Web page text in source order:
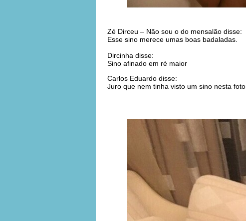
Zé Dirceu – Não sou o do mensalão disse:
Esse sino merece umas boas badaladas.
Dircinha disse:
Sino afinado em ré maior
Carlos Eduardo disse:
Juro que nem tinha visto um sino nesta foto